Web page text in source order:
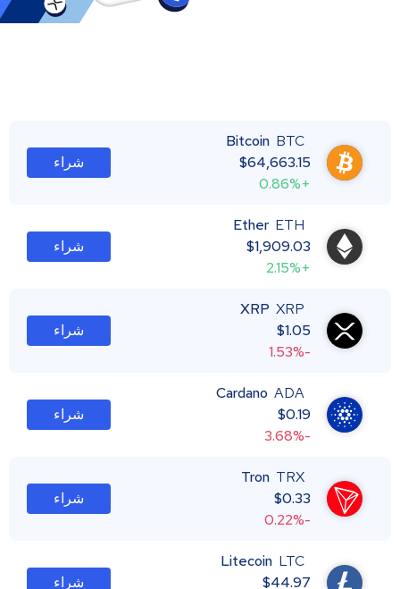
Bitcoin BTC
$64,663.15
+0.86%
شراء
Ether ETH
$1,909.03
+2.15%
شراء
XRP XRP
$1.05
-1.53%
شراء
Cardano ADA
$0.19
-3.68%
شراء
Tron TRX
$0.33
-0.22%
شراء
Litecoin LTC
$44.97
شراء